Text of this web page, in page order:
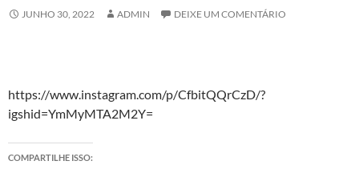
JUNHO 30, 2022 ADMIN DEIXE UM COMENTÁRIO
https://www.instagram.com/p/CfbitQQrCzD/?
igshid=YmMyMTA2M2Y=
COMPARTILHE ISSO: